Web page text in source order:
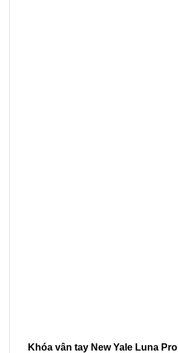
Khóa vân tay New Yale Luna Pro